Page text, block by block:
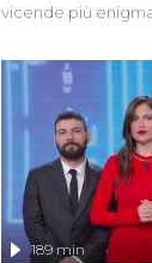
vicende più
seriale
gli anni '90 e il
potrebbe essere
affronta inoltre le
Firenze, le cui
oggi avvolte in un
chiariti. Nel corso
l'intervista inedita
ne...189 min